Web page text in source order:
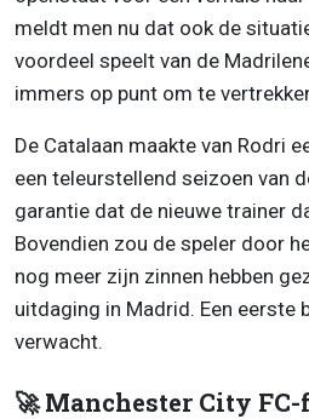
meldt men nu dat ook de
voordeel speelt van de
immers op punt om te
De Catalaan maakte van Rodri
een teleurstellend seizoen van
garantie dat de nieuwe trainer
Bovendien zou de speler door
nog meer zijn zinnen hebben
uitdaging in Madrid. Een eerste
verwacht.
🚀 Manchester City